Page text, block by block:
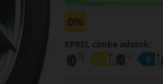
0%
EPREL cimke adatok: